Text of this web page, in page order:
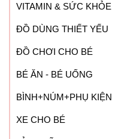
VITAMIN & SỨC KHỎE
ĐỒ DÙNG THIẾT YẾU
ĐỒ CHƠI CHO BÉ
BÉ ĂN - BÉ UỐNG
BÌNH+NÚM+PHỤ KIỆN
XE CHO BÉ